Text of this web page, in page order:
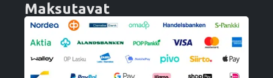
Maksutavat